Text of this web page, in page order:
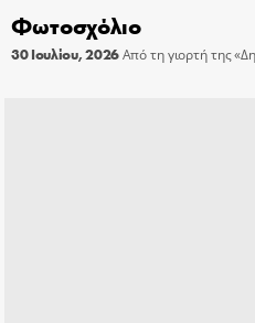
Φωτοσχόλιο
30 Ιουλίου, 2026Από τη γιορτή της